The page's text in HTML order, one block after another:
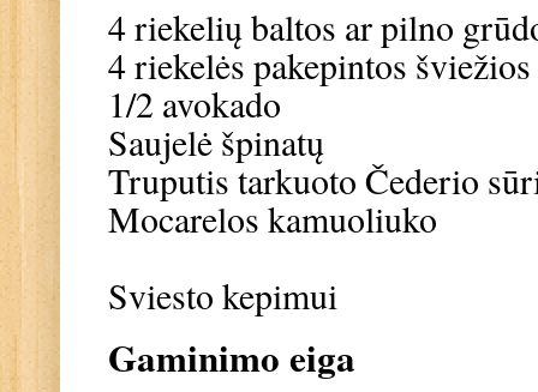
4 riekelių baltos ar pilno
4 riekelės pakepintos
1/2 avokado
Saujelė špinatų
Truputis tarkuoto Čederio
Mocarelos kamuoliuko
Sviesto kepimui
Gaminimo eiga